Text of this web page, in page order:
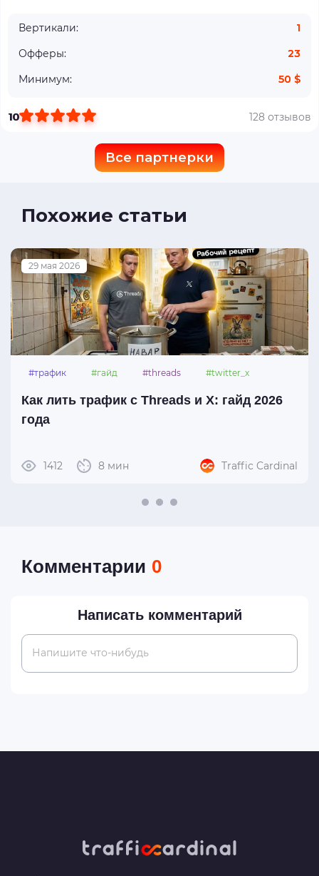
Вертикали:
1
Офферы:
23
Минимум:
50 $
10 128 отзывов
Все партнерки
Похожие статьи
29 мая 2026
#трафик #гайд #threads #twitter_x
Как лить трафик с Threads и X: гайд 2026
года
1412 8 мин Traffic Cardinal
Комментарии 0
Написать комментарий
Напишите что-нибудь